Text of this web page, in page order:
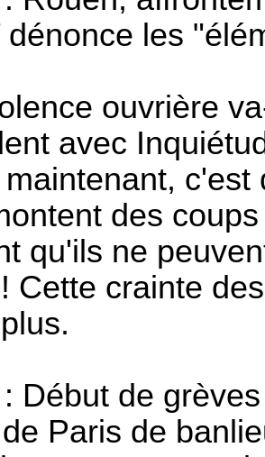
dénonce les
ouvrière
avec
des
qu'ils ne
Cette crainte
Début de
Paris de